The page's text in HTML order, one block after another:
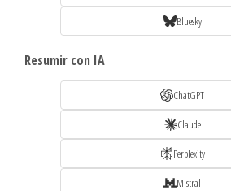
Bluesky
Resumir con IA
ChatGPT
Claude
Perplexity
Mistral